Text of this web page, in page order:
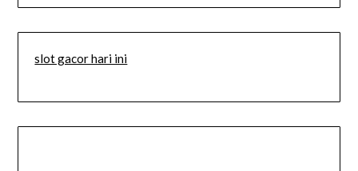
slot gacor hari ini